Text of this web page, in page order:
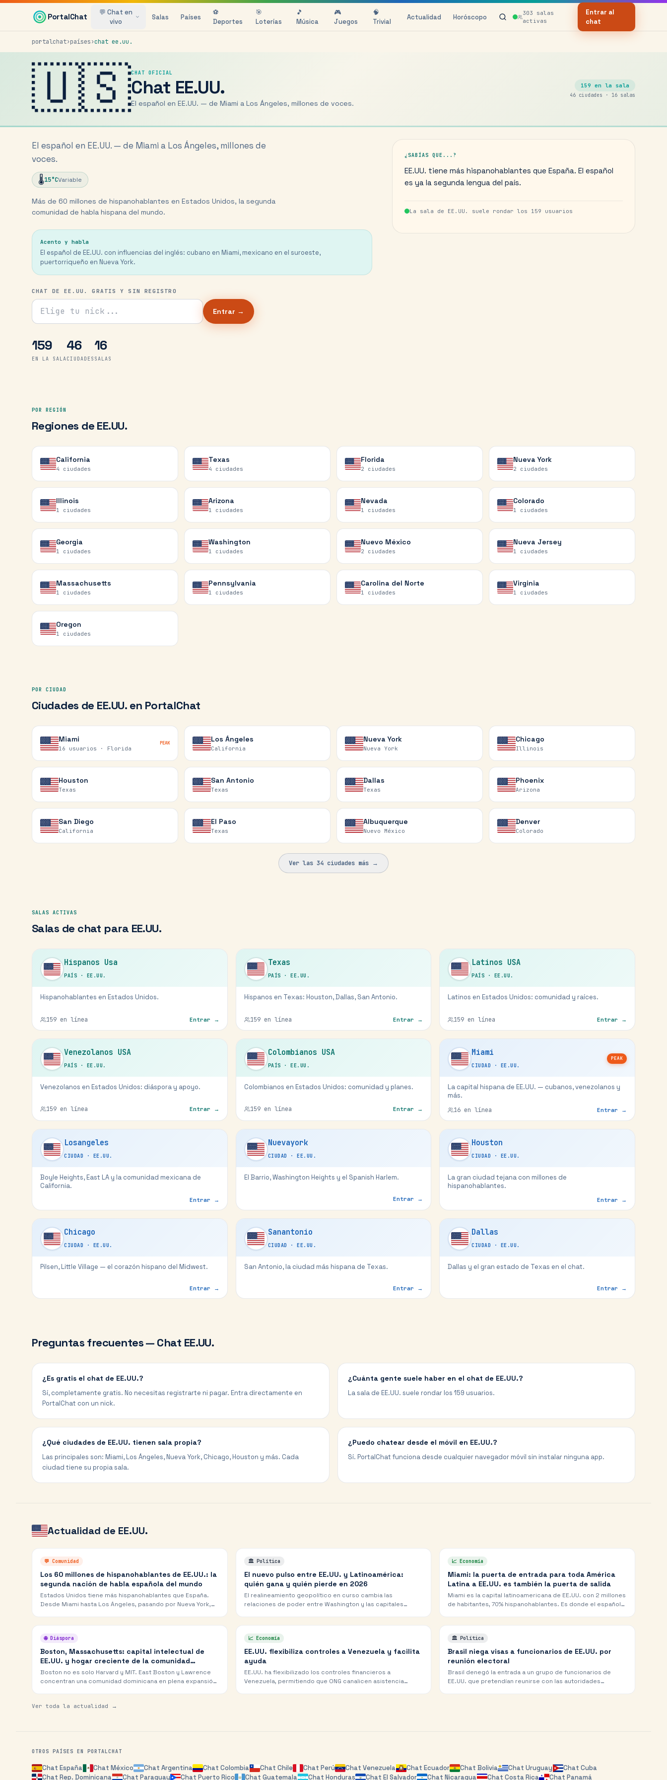
Saltar al contenido principal
PortalChat
💬 Chat en
vivo
Salas Países
⚽
Deportes
🎯
Loterías
🎵
Música
🎮
Juegos
🧠
Trivial
Actualidad Horóscopo 303 salas
activas
Entrar al
chat
portalchat›países›chat ee.uu.
🇺🇸CHAT OFICIAL
Chat EE.UU.
El español en EE.UU. — de Miami a Los Ángeles, millones de voces.
159 en la sala
46 ciudades · 16 salas
El español en EE.UU. — de Miami a Los Ángeles, millones de
voces.
🌡️15°CVariable
Más de 60 millones de hispanohablantes en Estados Unidos, la segunda
comunidad de habla hispana del mundo.
Acento y habla
El español de EE.UU. con influencias del inglés: cubano en Miami, mexicano en el suroeste,
puertorriqueño en Nueva York.
CHAT DE EE.UU. GRATIS Y SIN REGISTRO
Tu nick para el chat
Entrar →
159
EN LA SALA
46
CIUDADES
16
SALAS
¿SABÍAS QUE...?
EE.UU. tiene más hispanohablantes que España. El español
es ya la segunda lengua del país.
La sala de EE.UU. suele rondar los 159 usuarios
POR REGIÓN
Regiones de EE.UU.
California
4 ciudades
Texas
4 ciudades
Florida
2 ciudades
Nueva York
2 ciudades
Illinois
1 ciudades
Arizona
1 ciudades
Nevada
1 ciudades
Colorado
1 ciudades
Georgia
1 ciudades
Washington
1 ciudades
Nuevo México
2 ciudades
Nueva Jersey
1 ciudades
Massachusetts
1 ciudades
Pennsylvania
1 ciudades
Carolina del Norte
1 ciudades
Virginia
1 ciudades
Oregon
1 ciudades
POR CIUDAD
Ciudades de EE.UU.en PortalChat
Miami
16 usuarios · Florida
PEAK Los Ángeles
California
Nueva York
Nueva York
Chicago
Illinois
Houston
Texas
San Antonio
Texas
Dallas
Texas
Phoenix
Arizona
San Diego
California
El Paso
Texas
Albuquerque
Nuevo México
Denver
Colorado
Ver las 34 ciudades más →
SALAS ACTIVAS
Salas de chat para EE.UU.
Hispanos Usa
PAÍS · EE.UU.
Hispanohablantes en Estados Unidos.
159 en línea Entrar →
Texas
PAÍS ·EE.UU.
Hispanos en Texas: Houston, Dallas, San Antonio.
159en línea Entrar →
Latinos USA
PAÍS · EE.UU.
Latinos en Estados Unidos: comunidad y raíces.
159 en línea Entrar →
Venezolanos USA
PAÍS · EE.UU.
Venezolanos en Estados Unidos: diáspora y apoyo.
159 en línea Entrar →
Colombianos USA
PAÍS ·EE.UU.
Colombianos en Estados Unidos: comunidad y planes.
159en línea Entrar →
Miami
CIUDAD · EE.UU.
PEAK
La capital hispana de EE.UU. — cubanos, venezolanos y
más.
16 en línea Entrar →
Losangeles
CIUDAD · EE.UU.
Boyle Heights, East LA y la comunidad mexicana de
California.
Entrar →
Nuevayork
CIUDAD ·EE.UU.
El Barrio, Washington Heights y el Spanish Harlem.
Entrar →
Houston
CIUDAD · EE.UU.
La gran ciudad tejana con millones de
hispanohablantes.
Entrar →
Chicago
CIUDAD · EE.UU.
Pilsen, Little Village — el corazón hispano del Midwest.
Entrar →
Sanantonio
CIUDAD ·EE.UU.
San Antonio, la ciudad más hispana de Texas.
Entrar →
Dallas
CIUDAD · EE.UU.
Dallas y el gran estado de Texas en el chat.
Entrar →
Preguntas frecuentes — Chat EE.UU.
¿Es gratis el chat de EE.UU.?
Sí, completamente gratis. No necesitas registrarte ni pagar. Entra directamente en
PortalChat con un nick.
¿Cuánta gente suele haber en el chat de EE.UU.?
La sala de EE.UU. suele rondar los 159 usuarios.
¿Qué ciudades de EE.UU. tienen sala propia?
Las principales son: Miami, Los Ángeles, Nueva York, Chicago, Houston y más. Cada
ciudad tiene su propia sala.
¿Puedo chatear desde el móvil en EE.UU.?
Sí. PortalChat funciona desde cualquier navegador móvil sin instalar ninguna app.
Actualidad de EE.UU.
💬 Comunidad
Los 60 millones de hispanohablantes de EE.UU.: la
segunda nación de habla española del mundo
Estados Unidos tiene más hispanohablantes que España.
Desde Miami hasta Los Ángeles, pasando por Nueva York,
🏛️ Política
El nuevo pulso entre EE.UU. y Latinoamérica:
quién gana y quién pierde en 2026
El realineamiento geopolítico en curso cambia las
relaciones de poder entre Washington y las capitales
📈 Economía
Miami: la puerta de entrada para toda América
Latina a EE.UU. es también la puerta de salida
Miami es la capital latinoamericana de EE.UU. con 2 millones
de habitantes, 70% hispanohablantes. Es donde el español
🌐 Diáspora
Boston, Massachusetts: capital intelectual de
EE.UU. y hogar creciente de la comunidad
dominicana
Boston no es solo Harvard y MIT. East Boston y Lawrence
concentran una comunidad dominicana en plena expansión
📈 Economía
EE.UU. flexibiliza controles a Venezuela y facilita
ayuda
EE.UU. ha flexibilizado los controles financieros a
Venezuela, permitiendo que ONG canalicen asistencia
🏛️ Política
Brasil niega visas a funcionarios de EE.UU. por
reunión electoral
Brasil denegó la entrada a un grupo de funcionarios de
EE.UU. que pretendían reunirse con las autoridades
Ver toda la actualidad →
OTROS PAÍSES EN PORTALCHAT
ChatEspaña Chat México Chat Argentina ChatColombia Chat Chile Chat Perú ChatVenezuela Chat Ecuador Chat Bolivia ChatUruguay Chat Cuba
ChatRep. Dominicana Chat Paraguay Chat Puerto Rico ChatGuatemala Chat Honduras Chat El Salvador ChatNicaragua Chat Costa Rica Chat Panamá